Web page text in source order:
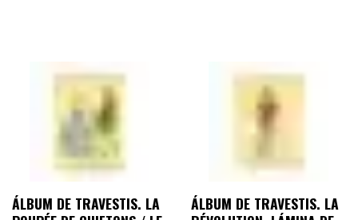
ÁLBUM DE TRAVESTIS. LA
ÁLBUM DE TRAVESTIS. LA